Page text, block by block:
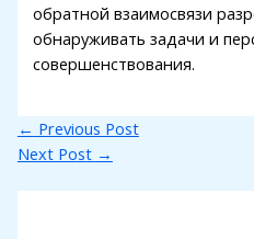
обратной взаимосвязи
обнаруживать задачи и
совершенствования.
← Previous Post
Next Post →